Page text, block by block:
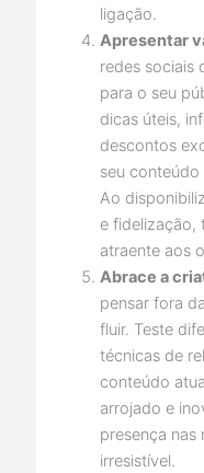
ligação.
Apresentar
redes sociais
para o seu
dicas úteis,
descontos
seu
Ao
e fidelização,
atraente aos
Abrace a
pensar fora
fluir. Teste
técnicas de
conteúdo
arrojado e
presença nas
irresistível.